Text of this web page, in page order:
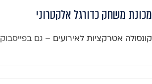
מכונת משחק כדורגל אלקטרוני
קונסולה אטרקציות לאירועים – גם בפייסבוק